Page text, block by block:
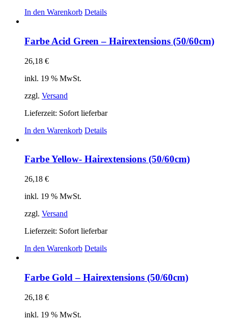
In den Warenkorb Details
Farbe Acid Green – Hairextensions (50/60cm)
26,18 €
inkl. 19 % MwSt.
zzgl. Versand
Lieferzeit: Sofort lieferbar
In den Warenkorb Details
Farbe Yellow- Hairextensions (50/60cm)
26,18 €
inkl. 19 % MwSt.
zzgl. Versand
Lieferzeit: Sofort lieferbar
In den Warenkorb Details
Farbe Gold – Hairextensions (50/60cm)
26,18 €
inkl. 19 % MwSt.